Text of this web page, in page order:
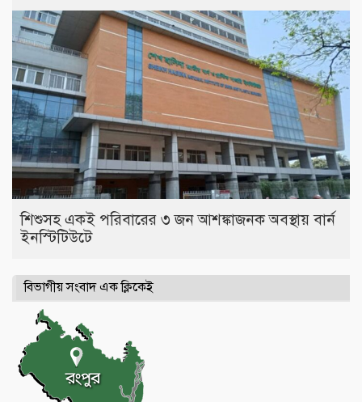
শিশুসহ একই পরিবারের ৩ জন আশঙ্কাজনক অবস্থায় বার্ন
ইনস্টিটিউটে
বিভাগীয় সংবাদ এক ক্লিকেই